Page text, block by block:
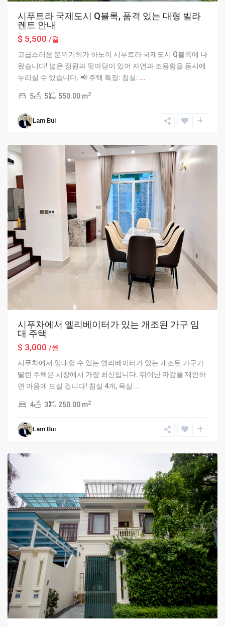
시푸트라 국제도시 Q블록, 품격 있는 대형 빌라
렌트 안내
$ 5,500 /월
고급스러운 분위기의가 하노이 시푸트라 국제도시 Q블록에 나
왔습니다! 넓은 정원과 뒷마당이 있어 자연과 조용함을 동시에
누리실 수 있습니다. 📢 주택 특징: 침실: ...
5 5 550.00 m2
Lam Bui
Ciputra
Hanoi,
시푸차에서 엘리베이터가 있는 개조된 가구 임
대 주택
$ 3,000 /월
시푸차에서 임대할 수 있는 엘리베이터가 있는 개조된 가구가
딸린 주택은 시장에서 가장 최신입니다. 뛰어난 마감을 제안하
면 마음에 드실 겁니다! 침실 4개, 욕실 ...
4 3 250.00 m2
Lam Bui